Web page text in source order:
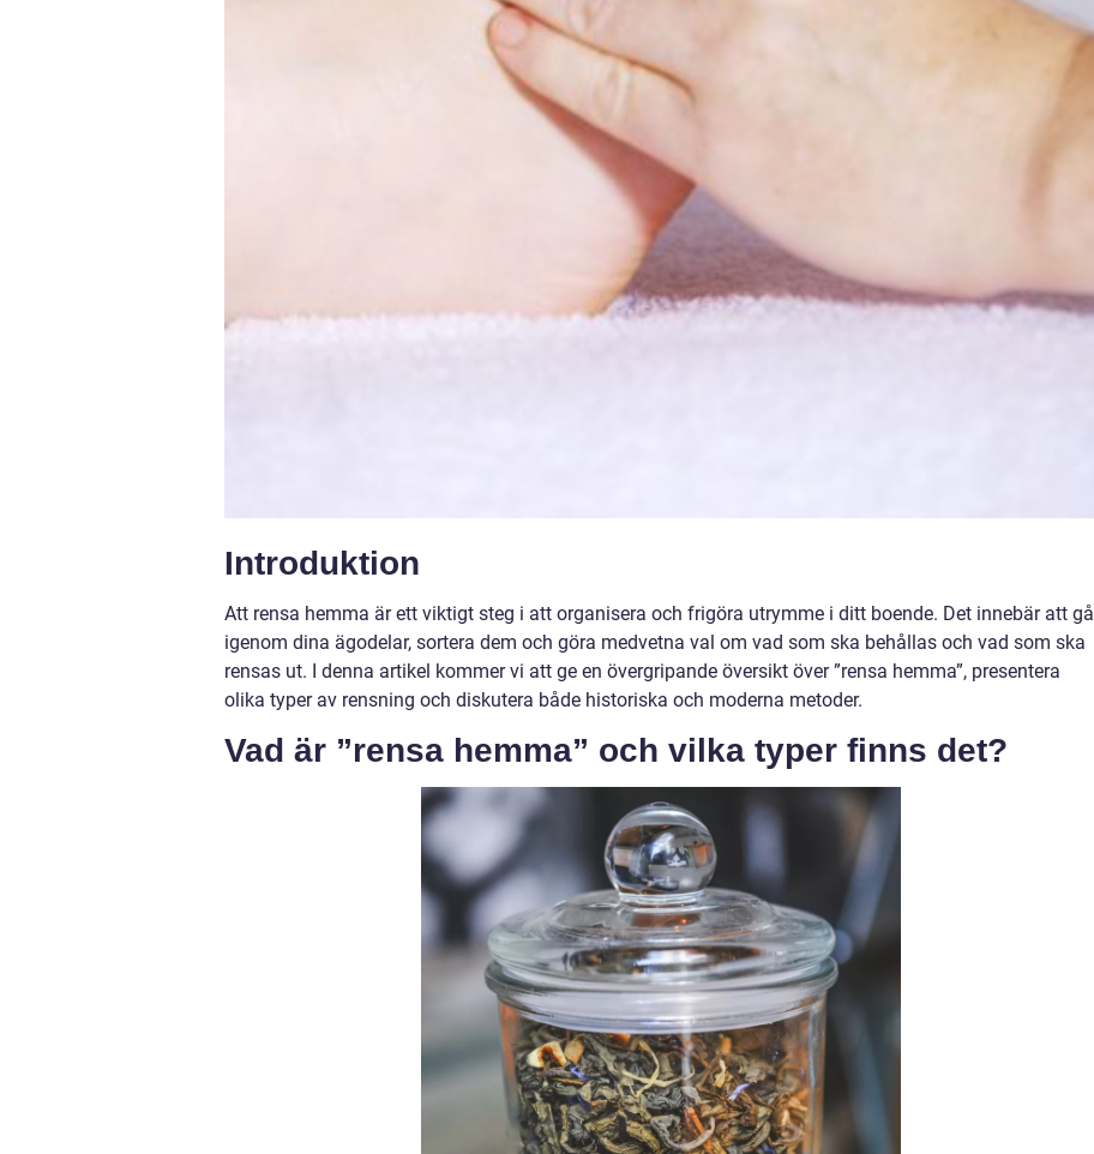
Introduktion
Att rensa hemma är ett viktigt steg i att organisera och frigöra utrymme i ditt boende. Det innebär att gå
igenom dina ägodelar, sortera dem och göra medvetna val om vad som ska behållas och vad som ska
rensas ut. I denna artikel kommer vi att ge en övergripande översikt över ”rensa hemma”, presentera
olika typer av rensning och diskutera både historiska och moderna metoder.
Vad är ”rensa hemma” och vilka typer finns det?